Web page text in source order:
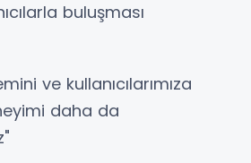
buluşması
ve kullanıcılarımıza
daha da